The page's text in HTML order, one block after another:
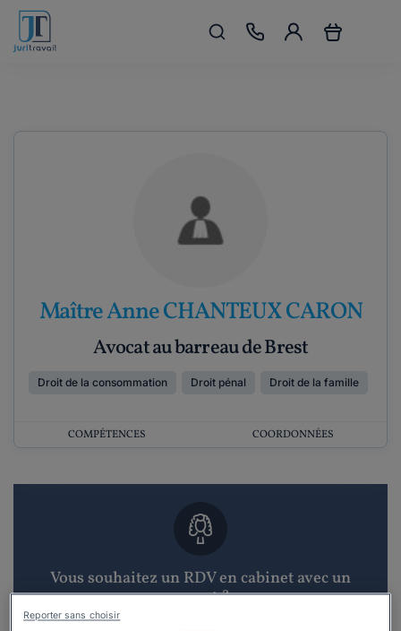
Maître Anne CHANTEUX CARON
Avocat au barreau de Brest
Droit de la consommation Droit pénal Droit de la famille
COMPÉTENCES COORDONNÉES
Vous souhaitez un RDV en cabinet avec un
avocat ?
Reporter sans choisir